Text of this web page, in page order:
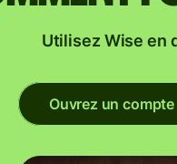
Utilisez Wise en
Ouvrez un compte